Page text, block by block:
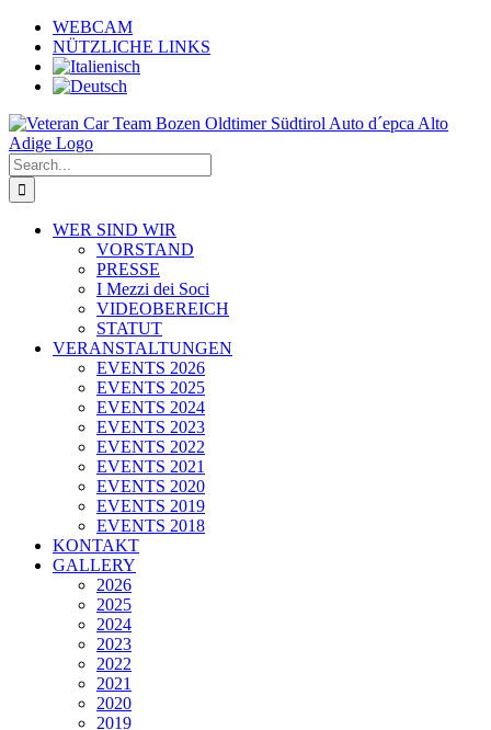
Skip
content
WEBCAM
NÜTZLICHE LINKS
Search
for:
WER SIND WIR
VORSTAND
PRESSE
I Mezzi dei Soci
VIDEOBEREICH
STATUT
VERANSTALTUNGEN
EVENTS 2026
EVENTS 2025
EVENTS 2024
EVENTS 2023
EVENTS 2022
EVENTS 2021
EVENTS 2020
EVENTS 2019
EVENTS 2018
KONTAKT
GALLERY
2026
2025
2024
2023
2022
2021
2020
2019